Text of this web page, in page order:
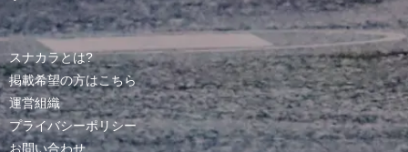
スナカラとは?
掲載希望の方はこちら
運営組織
プライバシーポリシー
お問い合わせ